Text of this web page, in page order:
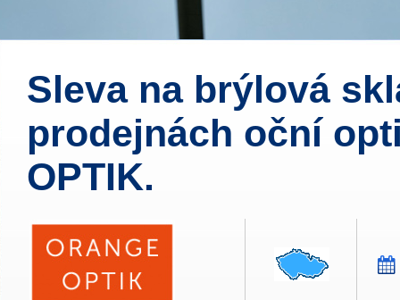
Sleva na brýlová
prodejnách oční
OPTIK.